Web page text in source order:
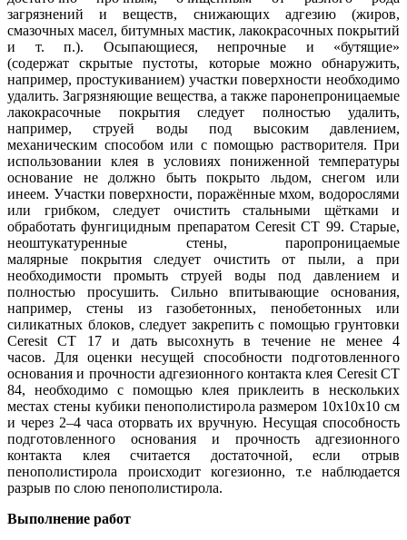
загрязнений и веществ, снижающих адгезию (жиров,
смазочных масел, битумных мастик, лакокрасочных покрытий
и т. п.). Осыпающиеся, непрочные и «бутящие»
(содержат скрытые пустоты, которые можно обнаружить,
например, простукиванием) участки поверхности необходимо
удалить. Загрязняющие вещества, а также паронепроницаемые
лакокрасочные покрытия следует полностью удалить,
например, струей воды под высоким давлением,
механическим способом или с помощью растворителя. При
использовании клея в условиях пониженной температуры
основание не должно быть покрыто льдом, снегом или
инеем. Участки поверхности, поражённые мхом, водорослями
или грибком, следует очистить стальными щётками и
обработать фунгицидным препаратом Ceresit CT 99. Старые,
неоштукатуренные стены, паропроницаемые
малярные покрытия следует очистить от пыли, а при
необходимости промыть струей воды под давлением и
полностью просушить. Сильно впитывающие основания,
например, стены из газобетонных, пенобетонных или
силикатных блоков, следует закрепить с помощью грунтовки
Ceresit СТ 17 и дать высохнуть в течение не менее 4
часов. Для оценки несущей способности подготовленного
основания и прочности адгезионного контакта клея Ceresit СТ
84, необходимо с помощью клея приклеить в нескольких
местах стены кубики пенополистирола размером 10х10х10 см
и через 2–4 часа оторвать их вручную. Несущая способность
подготовленного основания и прочность адгезионного
контакта клея считается достаточной, если отрыв
пенополистирола происходит когезионно, т.е наблюдается
разрыв по слою пенополистирола.
Выполнение работ